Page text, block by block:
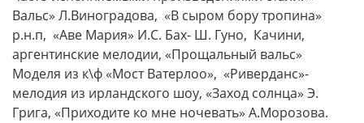
Вальс» Л.Виноградова, «В сыром бору тропина»
р.н.п, «Аве Мария» И.С. Бах- Ш. Гуно, Качини,
аргентинские мелодии, «Прощальный вальс»
Моделя из к\ф «Мост Ватерлоо», «Риверданс»-
мелодия из ирландского шоу, «Заход солнца» Э.
Грига, «Приходите ко мне ночевать» А.Морозова.